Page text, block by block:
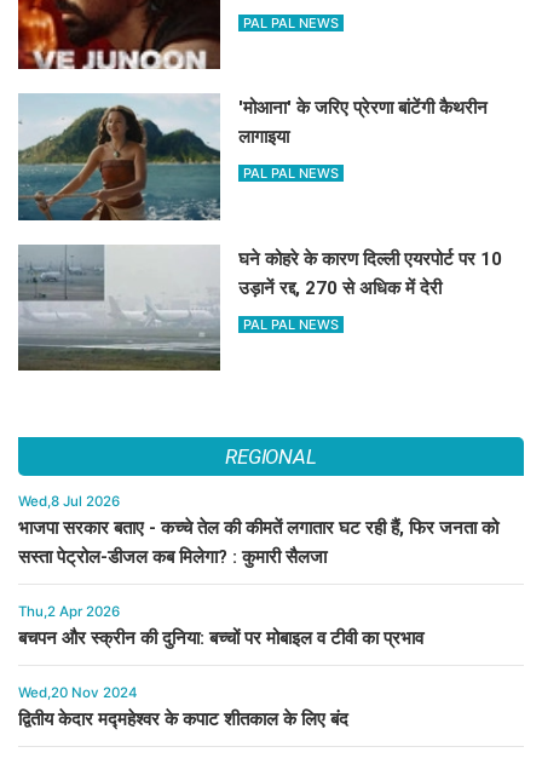
PAL PAL NEWS
'मोआना' के जरिए प्रेरणा बांटेंगी कैथरीन
लागाइया
PAL PAL NEWS
घने कोहरे के कारण दिल्ली एयरपोर्ट पर 10
उड़ानें रद्द, 270 से अधिक में देरी
PAL PAL NEWS
REGIONAL
Wed,8 Jul 2026
भाजपा सरकार बताए - कच्चे तेल की कीमतें लगातार घट रही हैं, फिर जनता को
सस्ता पेट्रोल-डीजल कब मिलेगा? : कुमारी सैलजा
Thu,2 Apr 2026
बचपन और स्क्रीन की दुनिया: बच्चों पर मोबाइल व टीवी का प्रभाव
Wed,20 Nov 2024
द्वितीय केदार मद्महेश्वर के कपाट शीतकाल के लिए बंद